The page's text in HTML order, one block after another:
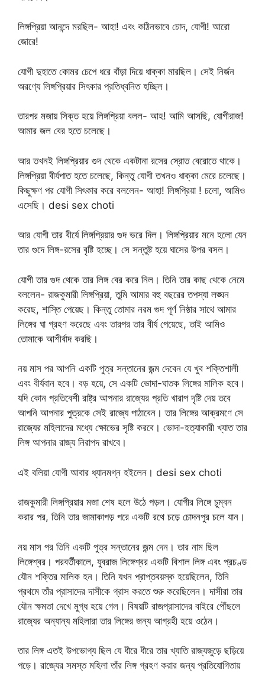
লিঙ্গপ্রিয়া আনন্দে মরছিল- আহা! এবং কঠিনভাবে চোদ, যোগী! আরো
জোরে!
যোগী দুহাতে কোমর চেপে ধরে বাঁড়া দিয়ে ধাক্কা মারছিল। সেই নির্জন
অরণ্যে লিঙ্গপ্রিয়ার সিৎকার প্রতিধ্বনিত হচ্ছিল।
তারপর মজায় সিক্ত হয়ে লিঙ্গপ্রিয়া বলল- আহ! আমি আসছি, যোগীরাজ!
আমার জল বের হতে চলেছে।
আর তখনই লিঙ্গপ্রিয়ার গুদ থেকে একটানা রসের স্রোত বেরোতে থাকে।
লিঙ্গপ্রিয়া বীর্যপাত হতে চলেছে, কিন্তু যোগী তখনও ধাক্কা মেরে চলেছে।
কিছুক্ষণ পর যোগী সিৎকার করে বললেন- আহা! লিঙ্গপ্রিয়া ! চলো, আমিও
এসেছি। desi sex choti
আর যোগী তার বীর্যে লিঙ্গপ্রিয়ার গুদ ভরে দিল। লিঙ্গপ্রিয়ার মনে হলো যেন
তার গুদে লিঙ্গ-রসের বৃষ্টি হচ্ছে। সে সন্তুষ্ট হয়ে ঘাসের উপর বসল।
যোগী তার গুদ থেকে তার লিঙ্গ বের করে নিল। তিনি তার কাছ থেকে নেমে
বললেন- রাজকুমারী লিঙ্গপ্রিয়া, তুমি আমার বহু বছরের তপস্যা লঙ্ঘন
করেছ, শাস্তি পেয়েছ। কিন্তু তোমার নরম গুদ পূর্ণ নিষ্ঠার সাথে আমার
লিঙ্গের ঘা গ্রহণ করেছে এবং তারপর তার বীর্য পেয়েছে, তাই আমিও
তোমাকে আশীর্বাদ করছি।
নয় মাস পর আপনি একটি পুত্র সন্তানের জন্ম দেবেন যে খুব শক্তিশালী
এবং বীর্যবান হবে। বড় হয়ে, সে একটি ভোদা-ঘাতক লিঙ্গের মালিক হবে।
যদি কোন প্রতিবেশী রাষ্ট্র আপনার রাজ্যের প্রতি খারাপ দৃষ্টি দেয় তবে
আপনি আপনার পুত্রকে সেই রাজ্যে পাঠাবেন। তার লিঙ্গের আক্রমণে সে
রাজ্যের মহিলাদের মধ্যে ক্ষোভের সৃষ্টি করবে। ভোদা-হত্যাকারী খ্যাত তার
লিঙ্গ আপনার রাজ্য নিরাপদ রাখবে।
এই বলিয়া যোগী আবার ধ্যানমগ্ন হইলেন। desi sex choti
রাজকুমারী লিঙ্গপ্রিয়ার মজা শেষ হলে উঠে পড়ল। যোগীর লিঙ্গে চুম্বন
করার পর, তিনি তার জামাকাপড় পরে একটি রথে চড়ে চোদনপুর চলে যান।
নয় মাস পর তিনি একটি পুত্র সন্তানের জন্ম দেন। তার নাম ছিল
লিঙ্গেশ্বর। পরবর্তীকালে, যুবরাজ লিঙ্গেশ্বর একটি বিশাল লিঙ্গ এবং প্রচণ্ড
যৌন শক্তির মালিক হন। তিনি যখন প্রাপ্তবয়স্ক হয়েছিলেন, তিনি
প্রথমে তাঁর প্রাসাদের দাসীকে গ্রাস করতে শুরু করেছিলেন। দাসীরা তার
যৌন ক্ষমতা দেখে মুগ্ধ হয়ে গেল। বিষয়টি রাজপ্রাসাদের বাইরে পৌঁছলে
রাজ্যের অন্যান্য মহিলারা তার লিঙ্গের জন্য আগ্রহী হয়ে ওঠেন।
তার লিঙ্গ এতই উপভোগ্য ছিল যে ধীরে ধীরে তার খ্যাতি রাজ্যজুড়ে ছড়িয়ে
পড়ে। রাজ্যের সমস্ত মহিলা তাঁর লিঙ্গ গ্রহণ করার জন্য প্রতিযোগিতায়